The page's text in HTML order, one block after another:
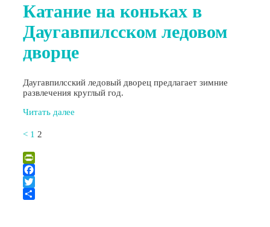
Катание на коньках в
Даугавпилсском ледовом
дворце
Даугавпилсский ледовый дворец предлагает зимние
развлечения круглый год.
Читать далее
< 1 2
PrintFriendly
Facebook
Twitter